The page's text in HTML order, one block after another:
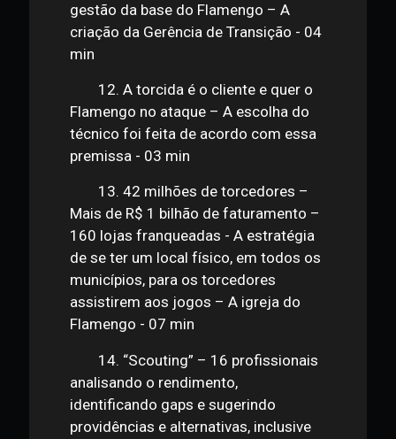
anos na diretoria e três anos fora – A
volta como Presidente – Gestão
baseada em fatos e dados - 10 min
11. A mudança da estratégia na
gestão da base do Flamengo – A
criação da Gerência de Transição - 04
min
12. A torcida é o cliente e quer o
Flamengo no ataque – A escolha do
técnico foi feita de acordo com essa
premissa - 03 min
13. 42 milhões de torcedores –
Mais de R$ 1 bilhão de faturamento –
160 lojas franqueadas - A estratégia
de se ter um local físico, em todos os
municípios, para os torcedores
assistirem aos jogos – A igreja do